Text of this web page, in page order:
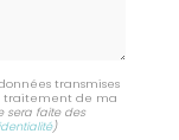
transmises
traitement de ma
sera faite des
)